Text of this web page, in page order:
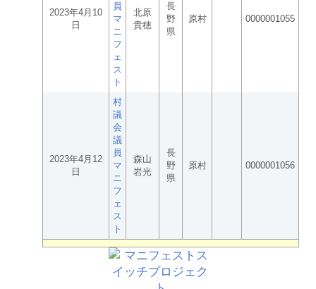
2023年4月10
日
員
マ
ニ
フ
ェ
ス
ト
北原
貴穂
長
野
県
原村 0000001055
2023年4月12
日
村
議
会
議
員
マ
ニ
フ
ェ
ス
ト
森山
岩光
長
野
県
原村 0000001056